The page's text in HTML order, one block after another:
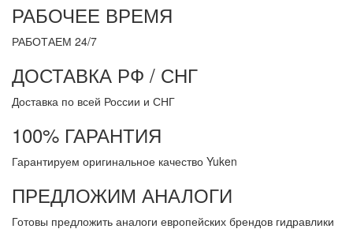
РАБОЧЕЕ ВРЕМЯ
РАБОТАЕМ 24/7
ДОСТАВКА РФ / СНГ
Доставка по всей России и СНГ
100% ГАРАНТИЯ
Гарантируем оригинальное качество Yuken
ПРЕДЛОЖИМ АНАЛОГИ
Готовы предложить аналоги европейских брендов гидравлики